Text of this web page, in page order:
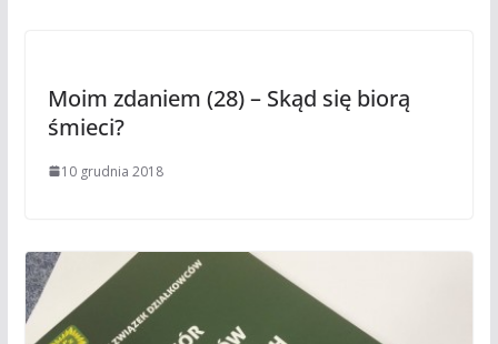
Moim zdaniem (28) – Skąd się biorą
śmieci?
10 grudnia 2018